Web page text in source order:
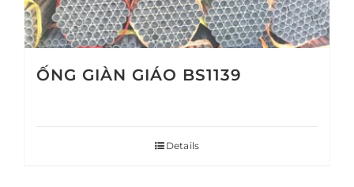
ỐNG GIÀN GIÁO BS1139
Details